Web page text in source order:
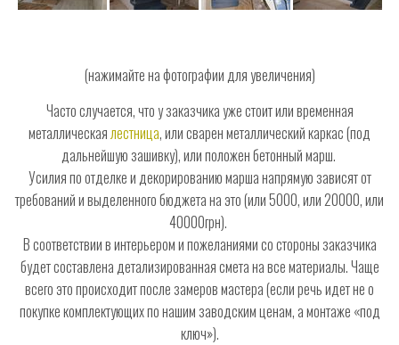
(нажимайте на фотографии для увеличения)
Часто случается, что у заказчика уже стоит или временная
металлическаялестница, или сварен металлический каркас (под
дальнейшую зашивку), или положен бетонный марш.
Усилия по отделке и декорированию марша напрямую зависят от
требований и выделенного бюджета на это (или 5000, или 20000, или
40000грн).
В соответствии в интерьером и пожеланиями со стороны заказчика
будет составлена детализированная смета на все материалы. Чаще
всего это происходит после замеров мастера (если речь идет не о
покупке комплектующих по нашим заводским ценам, а монтаже «под
ключ»).